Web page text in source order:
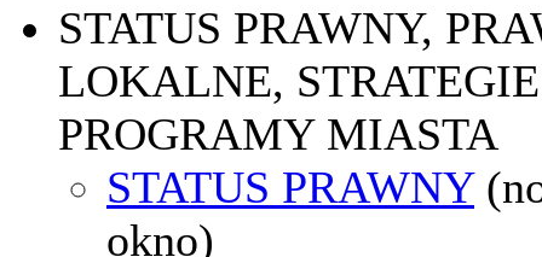
STATUS PRAWNY,
LOKALNE,
PROGRAMY MIASTA
STATUS PRAWNY
okno)